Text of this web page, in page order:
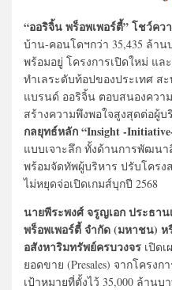
“ออริจิ้น พร็อพเพอร์ตี้” โชว์คว
บ้าน-คอนโดฯกว่า 35,435 ล้าน
พร้อมอยู่ โครงการเปิดใหม่ แล
ทำเลระดับท้อปของประเทศ ส
แบรนด์ ออริจิ้น ตอบสนองควา
สร้างความพึงพอใจสูงสุดต่อผู้บ
กลยุทธ์หลัก “Insight -
แบบเจาะลึก ทั้งด้านการพัฒน
พร้อมจัดทัพผู้บริหาร ปรับโคร
ไม่หยุดจ่อเปิดเกมส์บุกปี 2568
นายพีระพงศ์ จรูญเอก ประธา
พร็อพเพอร์ตี้ จำกัด (มหาชน)
อสังหาริมทรัพย์ครบวงจร เปิด
ยอดขาย (Presales) จากโครง
เป้าหมายที่ตั้งไว้ 35,000 ล้าน